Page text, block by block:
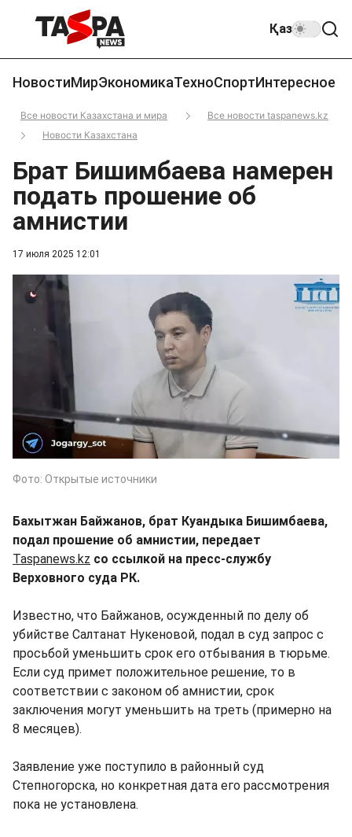
Қаз
НовостиМирЭкономикаТехноСпортИнтересное
Все новости Казахстана и мира
Все новости taspanews.kz
Новости Казахстана
17 июля 2025 12:01
Брат Бишимбаева намерен
подать прошение об
амнистии
Фото: Открытые источники
Бахытжан Байжанов, брат Куандыка Бишимбаева,
подал прошение об амнистии, передает
Taspanews.kz со ссылкой на пресс-службу
Верховного суда РК.
Известно, что Байжанов, осужденный по делу об
убийстве Салтанат Нукеновой, подал в суд запрос с
просьбой уменьшить срок его отбывания в тюрьме.
Если суд примет положительное решение, то в
соответствии с законом об амнистии, срок
заключения могут уменьшить на треть (примерно на
8 месяцев).
Заявление уже поступило в районный суд
Степногорска, но конкретная дата его рассмотрения
пока не установлена.